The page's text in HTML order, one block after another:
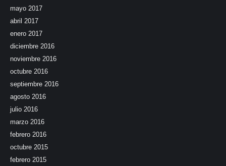
mayo 2017
abril 2017
enero 2017
diciembre 2016
noviembre 2016
octubre 2016
septiembre 2016
agosto 2016
julio 2016
marzo 2016
febrero 2016
octubre 2015
febrero 2015